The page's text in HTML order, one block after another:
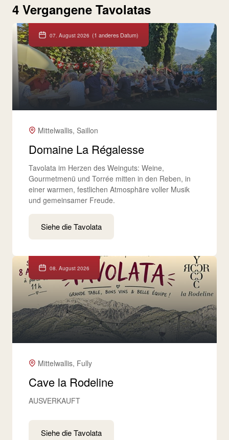
4 Vergangene Tavolatas
07. August 2026 (1 anderes Datum)
Mittelwallis, Saillon
Domaine La Régalesse
Tavolata im Herzen des Weinguts: Weine,
Gourmetmenü und Torrée mitten in den Reben, in
einer warmen, festlichen Atmosphäre voller Musik
und gemeinsamer Freude.
Siehe die Tavolata
08. August 2026
Mittelwallis, Fully
Cave la Rodeline
AUSVERKAUFT
Siehe die Tavolata